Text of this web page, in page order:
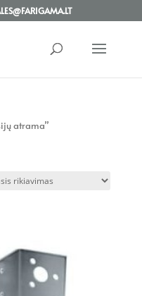
atrama”